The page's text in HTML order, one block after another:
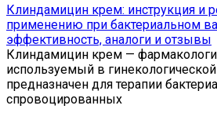
Клиндамицин крем: инструкция и
применению при бактериальном
эффективность, аналоги и отзывы
Клиндамицин крем —
используемый в
предназначен для терапии
спровоцированных